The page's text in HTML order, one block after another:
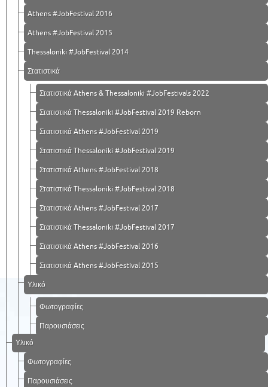
Athens #JobFestival 2016
Athens #JobFestival 2015
Thessaloniki #JobFestival 2014
Στατιστικά
Στατιστικά Athens & Thessaloniki #JobFestivals 2022
Στατιστικά Thessaloniki #JobFestival 2019 Reborn
Στατιστικά Athens #JobFestival 2019
Στατιστικά Thessaloniki #JobFestival 2019
Στατιστικά Athens #JobFestival 2018
Στατιστικά Thessaloniki #JobFestival 2018
Στατιστικά Athens #JobFestival 2017
Στατιστικά Thessaloniki #JobFestival 2017
Στατιστικά Athens #JobFestival 2016
Στατιστικά Athens #JobFestival 2015
Υλικό
Φωτογραφίες
Παρουσιάσεις
Υλικό
Φωτογραφίες
Παρουσιάσεις